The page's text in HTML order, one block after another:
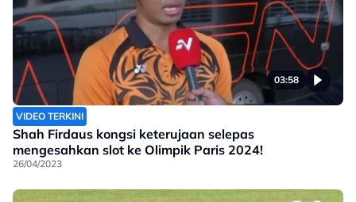
03:58
VIDEO TERKINI
Shah Firdaus kongsi keterujaan selepas
mengesahkan slot ke Olimpik Paris 2024!
26/04/2023